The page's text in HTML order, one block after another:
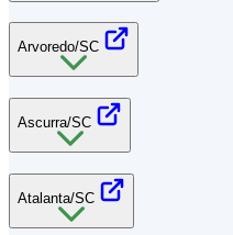
Arvoredo/SC
Ascurra/SC
Atalanta/SC